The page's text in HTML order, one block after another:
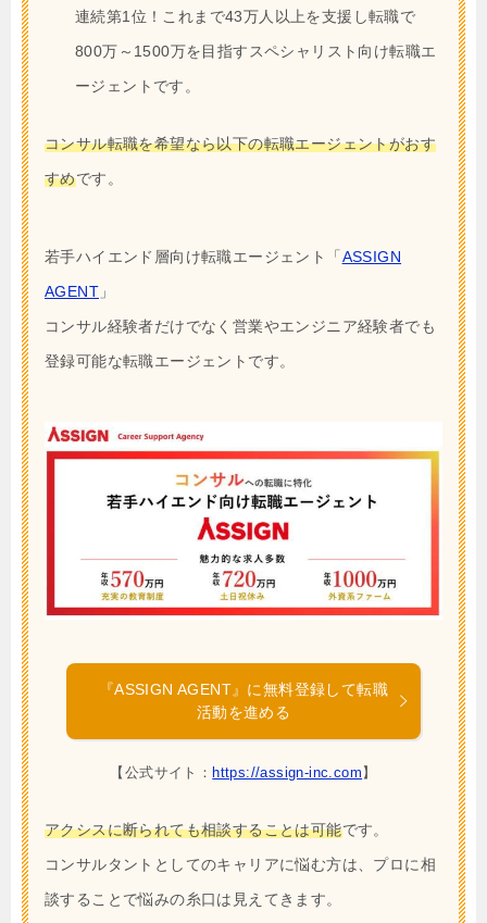
連続第1位！これまで43万人以上を支援し転職で
800万～1500万を目指すスペシャリスト向け転職エ
ージェントです。
コンサル転職を希望なら以下の転職エージェントがおす
すめです。
若手ハイエンド層向け転職エージェント「 ASSIGN
AGENT 」
コンサル経験者だけでなく営業やエンジニア経験者でも
登録可能な転職エージェントです。
『ASSIGN AGENT』に無料登録して転職
活動を進める
【公式サイト：https://assign-inc.com 】
アクシスに断られても相談することは可能です。
コンサルタントとしてのキャリアに悩む方は、プロに相
談することで悩みの糸口は見えてきます。